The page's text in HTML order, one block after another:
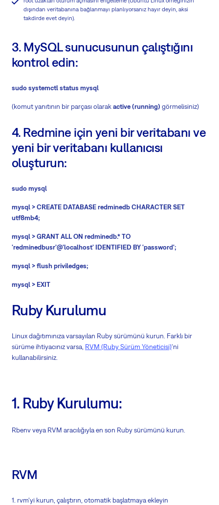
dışından veritabanına bağlanmayı planlıyorsanız hayır deyin, aksi
takdirde evet deyin).
3. MySQL sunucusunun çalıştığını
kontrol edin:
sudo systemctl status mysql
(komut yanıtının bir parçası olarakactive (running) görmelisiniz)
4. Redmine için yeni bir veritabanı ve
yeni bir veritabanı kullanıcısı
oluşturun:
sudo mysql
mysql > CREATE DATABASE redminedb CHARACTER SET
utf8mb4;
mysql > GRANT ALL ON redminedb.* TO
'redminedbusr'@'localhost' IDENTIFIED BY 'password';
mysql > flush priviledges;
mysql > EXIT
Ruby Kurulumu
Linux dağıtımınıza varsayılan Ruby sürümünü kurun. Farklı bir
sürüme ihtiyacınız varsa, RVM (Ruby Sürüm Yöneticisi)'ni
kullanabilirsiniz.
1. Ruby Kurulumu:
Rbenv veya RVM aracılığıyla en son Ruby sürümünü kurun.
RVM
1. rvm'yi kurun, çalıştırın, otomatik başlatmaya ekleyin